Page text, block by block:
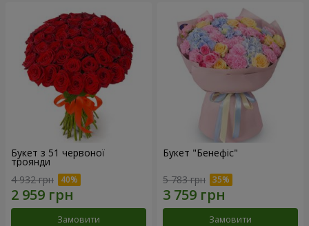
Букет з 51 червоної
троянди
4 932 грн
Замовити
Букет "Бенефіс"
5 783 грн
Замовити